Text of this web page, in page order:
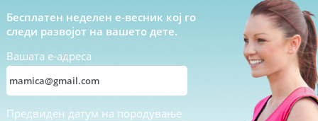
Бесплатен неделен е-весник кој го
следи развојот на вашето дете.
Вашата е-адреса
Предвиден датум на породување